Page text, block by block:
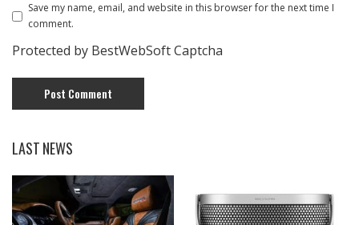
Save my name, email, and website in this browser for the next time I
comment.
Protected by BestWebSoft Captcha
LAST NEWS